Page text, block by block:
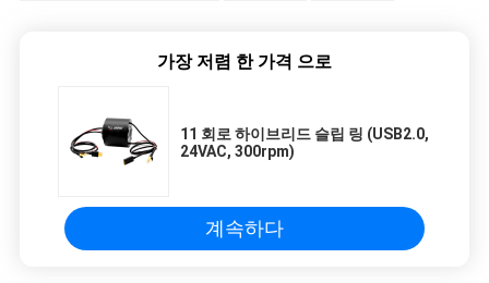
가장 저렴 한 가격 으로
11 회로 하이브리드 슬립 링 (USB2.0,
24VAC, 300rpm)
계속하다